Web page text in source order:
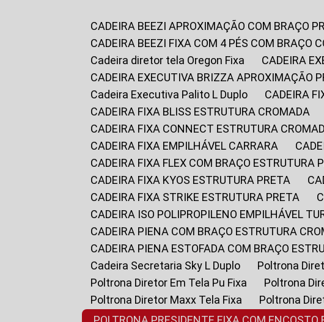
CADEIRA BEEZI APROXIMAÇÃO COM BRAÇO
CADEIRA BEEZI FIXA COM 4 PÉS COM BRAÇO
Cadeira diretor tela Oregon Fixa
CADEIRA
CADEIRA EXECUTIVA BRIZZA APROXIMAÇÃO
Cadeira Executiva Palito L Duplo
CADEIRA
CADEIRA FIXA BLISS ESTRUTURA CROMADA
CADEIRA FIXA CONNECT ESTRUTURA
CADEIRA FIXA EMPILHÁVEL CARRARA
CADEIRA FIXA FLEX COM BRAÇO ESTRUTURA
CADEIRA FIXA KYOS ESTRUTURA PRETA
CADEIRA FIXA STRIKE ESTRUTURA PRETA
CADEIRA ISO POLIPROPILENO EMPILHÁVEL
CADEIRA PIENA COM BRAÇO ESTRUTURA
CADEIRA PIENA ESTOFADA COM BRAÇO
Cadeira Secretaria Sky L Duplo
Poltrona
Poltrona Diretor Em Tela Pu Fixa
Poltrona
Poltrona Diretor Maxx Tela Fixa
Poltrona